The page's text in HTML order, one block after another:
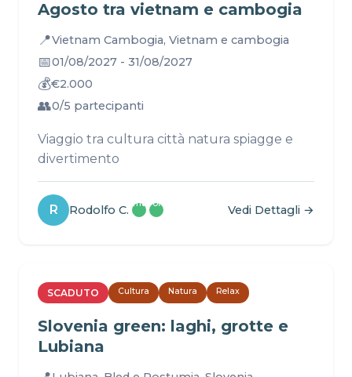
Agosto tra vietnam e cambogia
📍Vietnam Cambogia, Vietnam e cambogia
📅01/08/2027 - 31/08/2027
💰€2.000
👥0/5 partecipanti
Viaggio tra cultura città natura spiagge e
divertimento
R Rodolfo C. Email
✓
Profilo
✓
Vedi Dettagli →
SCADUTO Cultura Natura Relax
Slovenia green: laghi, grotte e
Lubiana